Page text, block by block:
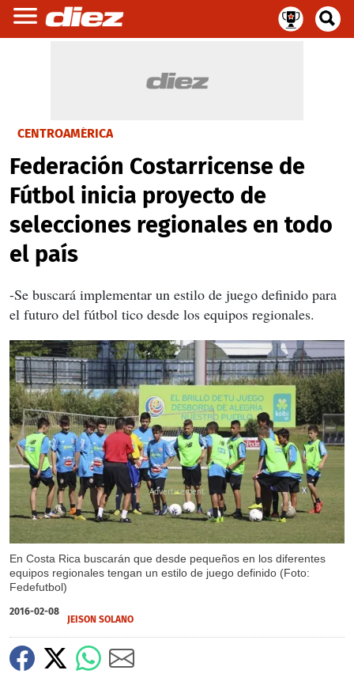
CENTROAMÉRICA
Federación Costarricense de
Fútbol inicia proyecto de
selecciones regionales en todo
el país
-Se buscará implementar un estilo de juego definido para
el futuro del fútbol tico desde los equipos regionales.
En Costa Rica buscarán que desde pequeños en los diferentes
equipos regionales tengan un estilo de juego definido (Foto:
Fedefutbol)
X
2016-02-08
JEISON SOLANO